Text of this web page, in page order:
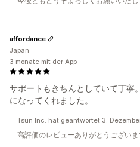
サポートもきちんとしていて丁寧
になってくれました。
affordance
Japan
3 monate mit der App
Tsun Inc. hat geantwortet 3.
高評価のレビューありがとうございま